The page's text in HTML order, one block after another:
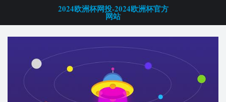
2024欧洲杯网投-2024欧洲杯官方
网站